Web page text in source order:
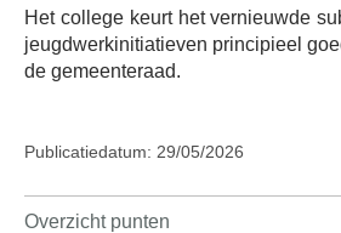
Het college keurt het vernieuwde
jeugdwerkinitiatieven principieel
de gemeenteraad.
Publicatiedatum: 29/05/2026
Overzicht punten